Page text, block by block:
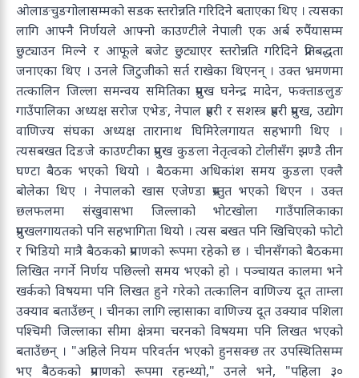
ओलाङचुङगोलासम्मको सडक स्तरोन्नति गरिदिने बताएका थिए । त्यसका
लागि आफ्नै निर्णयले आफ्नो काउण्टीले नेपाली एक अर्ब रुपैंयासम्म
छुट्याउन मिल्ने र आफूले बजेट छुट्याएर स्तरोन्नति गरिदिने प्रतिबद्धता
जनाएका थिए । उनले जिटुजीको सर्त राखेका थिएनन् । उक्त भ्रमणमा
तत्कालिन जिल्ला समन्वय समितिका प्रमुख घनेन्द्र मादेन, फक्ताङलुङ
गाउँपालिका अध्यक्ष सरोज एभेङ, नेपाल प्रहरी र सशस्त्र प्रहरी प्रमुख, उद्योग
वाणिज्य संघका अध्यक्ष तारानाथ घिमिरेलगायत सहभागी थिए ।
त्यसबखत दिङजे काउण्टीका प्रमुख कुङला नेतृत्वको टोलीसँग झण्डै तीन
घण्टा बैठक भएको थियो । बैठकमा अधिकांश समय कुङला एक्लै
बोलेका थिए । नेपालको खास एजेण्डा प्रस्तुत भएको थिएन । उक्त
छलफलमा संखुवासभा जिल्लाको भोटखोला गाउँपालिकाका
प्रमुखलगायतको पनि सहभागिता थियो । त्यस बखत पनि खिचिएको फोटो
र भिडियो मात्रै बैठकको प्रमाणको रूपमा रहेको छ । चीनसँगको बैठकमा
लिखित नगर्ने निर्णय पछिल्लो समय भएको हो । पञ्चायत कालमा भने
खर्कको विषयमा पनि लिखत हुने गरेको तत्कालिन वाणिज्य दूत ताम्ला
उक्याव बताउँछन् । चीनका लागि ल्हासाका वाणिज्य दूत उक्याव पशिला
पश्चिमी जिल्लाका सीमा क्षेत्रमा चरनको विषयमा पनि लिखत भएको
बताउँछन् । "अहिले नियम परिवर्तन भएको हुनसक्छ तर उपस्थितिसम्म
भए बैठकको प्रमाणको रूपमा रहन्थ्यो," उनले भने, "पहिला ३०